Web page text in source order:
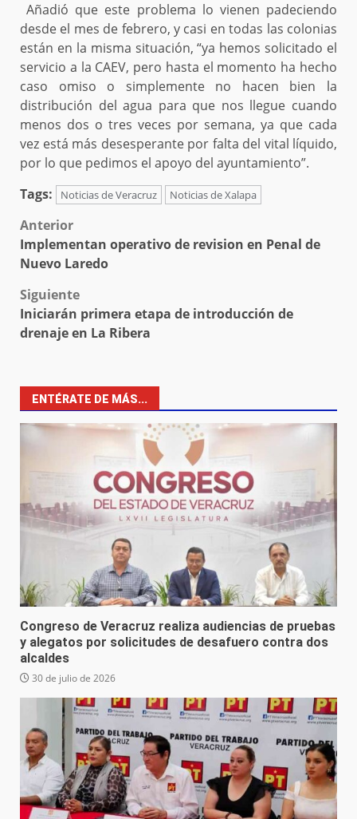
Añadió que este problema lo vienen padeciendo
desde el mes de febrero, y casi en todas las colonias
están en la misma situación, “ya hemos solicitado el
servicio a la CAEV, pero hasta el momento ha hecho
caso omiso o simplemente no hacen bien la
distribución del agua para que nos llegue cuando
menos dos o tres veces por semana, ya que cada
vez está más desesperante por falta del vital líquido,
por lo que pedimos el apoyo del ayuntamiento”.
Tags:
Noticias de Veracruz Noticias de Xalapa
Post
navigation
Anterior
Implementan operativo de revision en Penal de
Nuevo Laredo
Siguiente
Iniciarán primera etapa de introducción de
drenaje en La Ribera
ENTÉRATE DE MÁS...
Congreso de Veracruz realiza audiencias de pruebas
y alegatos por solicitudes de desafuero contra dos
alcaldes
30 de julio de 2026